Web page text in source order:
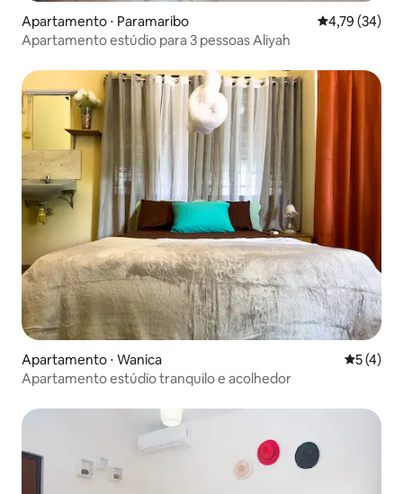
Apartamento ⋅ Paramaribo 4,79 de uma
4,79 (34)
Apartamento estúdio para 3 pessoas Aliyah
Apartamento ⋅ Wanica 5 de
5 (4)
Apartamento estúdio tranquilo e acolhedor